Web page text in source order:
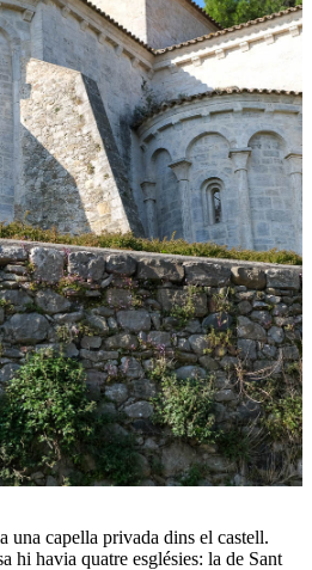
una capella privada dins el castell.
hi havia quatre esglésies: la de Sant